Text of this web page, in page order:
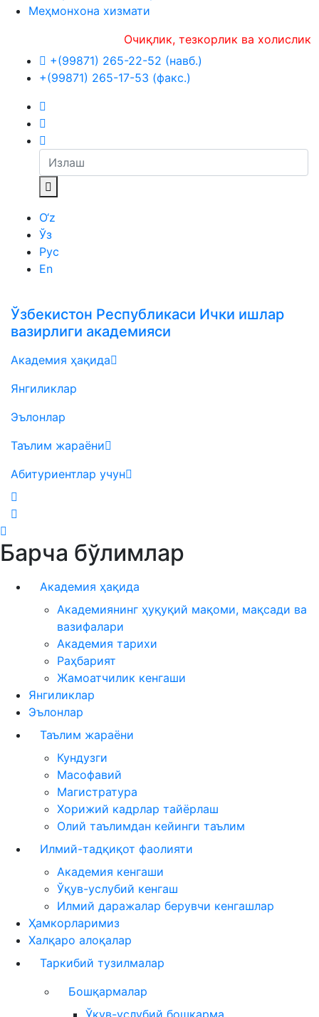
Меҳмонхона хизмати
Очиқлик, тезкорлик ва холислик
+(99871) 265-22-52 (навб.)
+(99871) 265-17-53 (факс.)
O‘z
Ўз
Рус
En
Ўзбекистон Республикаси Ички ишлар
вазирлиги академияси
Академия ҳақида
Янгиликлар
Эълонлар
Таълим жараёни
Абитуриентлар учун
Барча бўлимлар
Академия ҳақида
Академиянинг ҳуқуқий мақоми, мақсади ва
вазифалари
Академия тарихи
Раҳбарият
Жамоатчилик кенгаши
Янгиликлар
Эълонлар
Таълим жараёни
Кундузги
Масофавий
Магистратура
Хорижий кадрлар тайёрлаш
Олий таълимдан кейинги таълим
Илмий-тадқиқот фаолияти
Академия кенгаши
Ўқув-услубий кенгаш
Илмий даражалар берувчи кенгашлар
Ҳамкорларимиз
Халқаро алоқалар
Таркибий тузилмалар
Бошқармалар
Ўқув-услубий бошқарма